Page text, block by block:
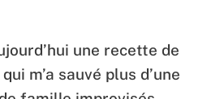
une recette de
m’a sauvé plus d’une